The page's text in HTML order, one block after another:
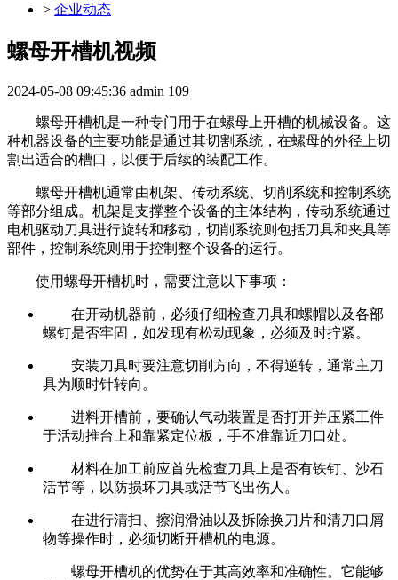
> 企业动态
螺母开槽机视频
2024-05-08 09:45:36 admin 109
螺母开槽机是一种专门用于在螺母上开槽的机械设备。这
种机器设备的主要功能是通过其切割系统，在螺母的外径上切
割出适合的槽口，以便于后续的装配工作。
螺母开槽机通常由机架、传动系统、切削系统和控制系统
等部分组成。机架是支撑整个设备的主体结构，传动系统通过
电机驱动刀具进行旋转和移动，切削系统则包括刀具和夹具等
部件，控制系统则用于控制整个设备的运行。
使用螺母开槽机时，需要注意以下事项：
在开动机器前，必须仔细检查刀具和螺帽以及各部
螺钉是否牢固，如发现有松动现象，必须及时拧紧。
安装刀具时要注意切削方向，不得逆转，通常主刀
具为顺时针转向。
进料开槽前，要确认气动装置是否打开并压紧工件
于活动推台上和靠紧定位板，手不准靠近刀口处。
材料在加工前应首先检查刀具上是否有铁钉、沙石
活节等，以防损坏刀具或活节飞出伤人。
在进行清扫、擦润滑油以及拆除换刀片和清刀口屑
物等操作时，必须切断开槽机的电源。
螺母开槽机的优势在于其高效率和准确性。它能够